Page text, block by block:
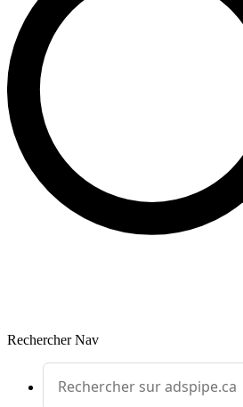
Rechercher Nav
Effectuer une recherche